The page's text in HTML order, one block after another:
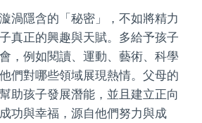
渦隱含的「秘密」，不如將精力
真正的興趣與天賦。多給予孩子
，例如閱讀、運動、藝術、科學
們對哪些領域展現熱情。父母的
助孩子發展潛能，並且建立正向
功與幸福，源自他們努力與成